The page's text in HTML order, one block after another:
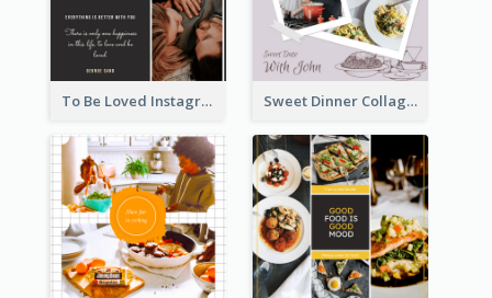
To Be Loved Instagram Post Sweet Dinner Collage Instagram Post